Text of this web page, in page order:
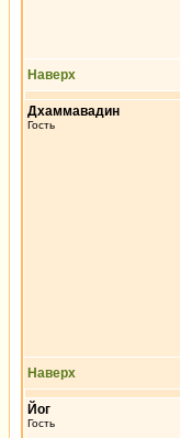
Наверх
Дхаммавадин
Гость
Наверх
Йог
Гость